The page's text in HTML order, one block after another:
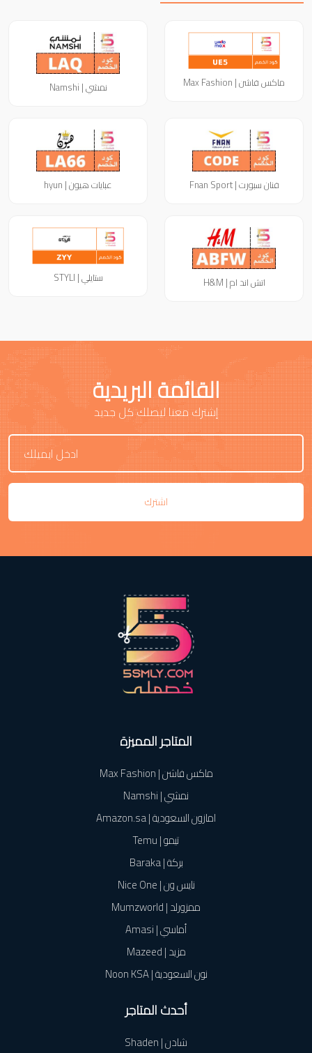
ماكس فاشن | Max Fashion نمشي | Namshi
فنان سبورت | Fnan Sport عبايات هيون | hyun
اتش اند ام | H&M ستايلي | STYLI
القائمة البريدية
إشترك معنا ليصلك كل جديد
اشترك
المتاجر المميزة
ماكس فاشن | Max Fashion
نمشي | Namshi
امازون السعودية | Amazon.sa
تيمو | Temu
بركة | Baraka
نايس ون | Nice One
ممزورلد | Mumzworld
أماسي | Amasi
مزيد | Mazeed
نون السعودية | Noon KSA
أحدث المتاجر
شادن | Shaden